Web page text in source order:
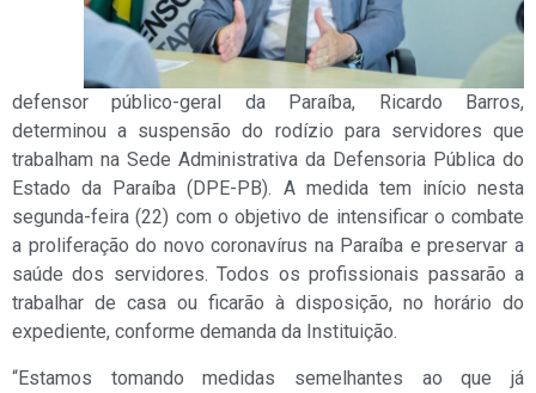
defensor público-geral da Paraíba, Ricardo Barros,
determinou a suspensão do rodízio para servidores que
trabalham na Sede Administrativa da Defensoria Pública do
Estado da Paraíba (DPE-PB). A medida tem início nesta
segunda-feira (22) com o objetivo de intensificar o combate
a proliferação do novo coronavírus na Paraíba e preservar a
saúde dos servidores. Todos os profissionais passarão a
trabalhar de casa ou ficarão à disposição, no horário do
expediente, conforme demanda da Instituição.
“Estamos tomando medidas semelhantes ao que já